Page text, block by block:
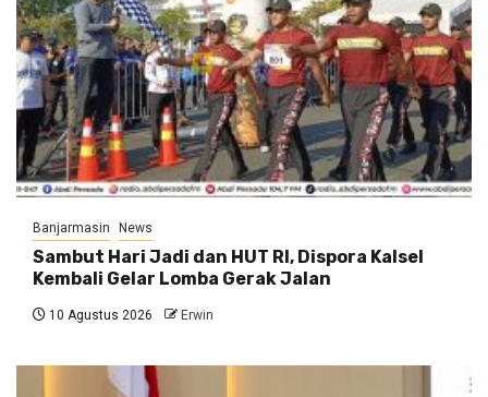
Banjarmasin News
Sambut Hari Jadi dan HUT RI, Dispora Kalsel
Kembali Gelar Lomba Gerak Jalan
10 Agustus 2026 Erwin